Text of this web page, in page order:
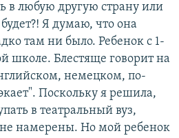
в любую другую страну или
Я думаю, что она
там ни было. Ребенок с 1-
школе. Блестяще говорит на
немецком, по-
Поскольку я решила,
в театральный вуз,
намерены. Но мой ребенок